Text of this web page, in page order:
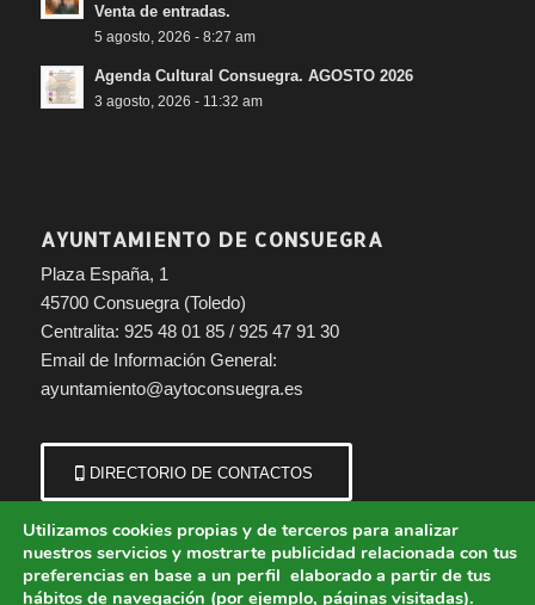
Venta de entradas.
5 agosto, 2026 - 8:27 am
Agenda Cultural Consuegra. AGOSTO 2026
3 agosto, 2026 - 11:32 am
AYUNTAMIENTO DE CONSUEGRA
Plaza España, 1
45700 Consuegra (Toledo)
Centralita: 925 48 01 85 / 925 47 91 30
Email de Información General:
ayuntamiento@aytoconsuegra.es
DIRECTORIO DE CONTACTOS
Utilizamos cookies propias y de terceros para analizar
nuestros servicios y mostrarte publicidad relacionada con tus
preferencias en base a un perfil elaborado a partir de tus
hábitos de navegación (por ejemplo, páginas visitadas).